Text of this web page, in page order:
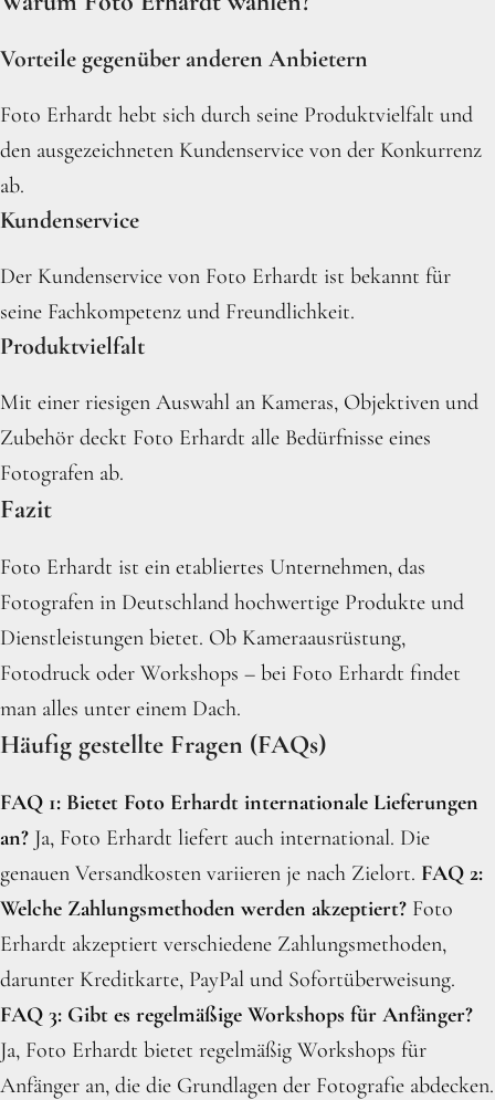
Vorteile gegenüber anderen Anbietern
Foto Erhardt hebt sich durch seine Produktvielfalt und
den ausgezeichneten Kundenservice von der Konkurrenz
ab.
Kundenservice
Der Kundenservice von Foto Erhardt ist bekannt für
seine Fachkompetenz und Freundlichkeit.
Produktvielfalt
Mit einer riesigen Auswahl an Kameras, Objektiven und
Zubehör deckt Foto Erhardt alle Bedürfnisse eines
Fotografen ab.
Fazit
Foto Erhardt ist ein etabliertes Unternehmen, das
Fotografen in Deutschland hochwertige Produkte und
Dienstleistungen bietet. Ob Kameraausrüstung,
Fotodruck oder Workshops – bei Foto Erhardt findet
man alles unter einem Dach.
Häufig gestellte Fragen (FAQs)
FAQ 1: Bietet Foto Erhardt internationale Lieferungen
an? Ja, Foto Erhardt liefert auch international. Die
genauen Versandkosten variieren je nach Zielort. FAQ 2:
Welche Zahlungsmethoden werden akzeptiert? Foto
Erhardt akzeptiert verschiedene Zahlungsmethoden,
darunter Kreditkarte, PayPal und Sofortüberweisung.
FAQ 3: Gibt es regelmäßige Workshops für Anfänger?
Ja, Foto Erhardt bietet regelmäßig Workshops für
Anfänger an, die die Grundlagen der Fotografie abdecken.